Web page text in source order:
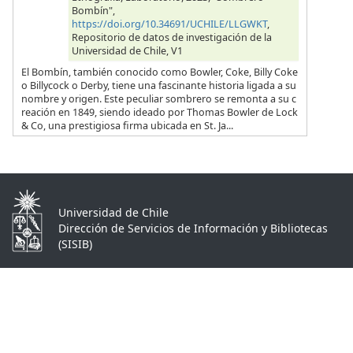
Bombín",
https://doi.org/10.34691/UCHILE/LLGWKT,
Repositorio de datos de investigación de la
Universidad de Chile, V1
El Bombín, también conocido como Bowler, Coke, Billy Coke
o Billycock o Derby, tiene una fascinante historia ligada a su
nombre y origen. Este peculiar sombrero se remonta a su c
reación en 1849, siendo ideado por Thomas Bowler de Lock
& Co, una prestigiosa firma ubicada en St. Ja...
Universidad de Chile
Dirección de Servicios de Información y Bibliotecas
(SISIB)